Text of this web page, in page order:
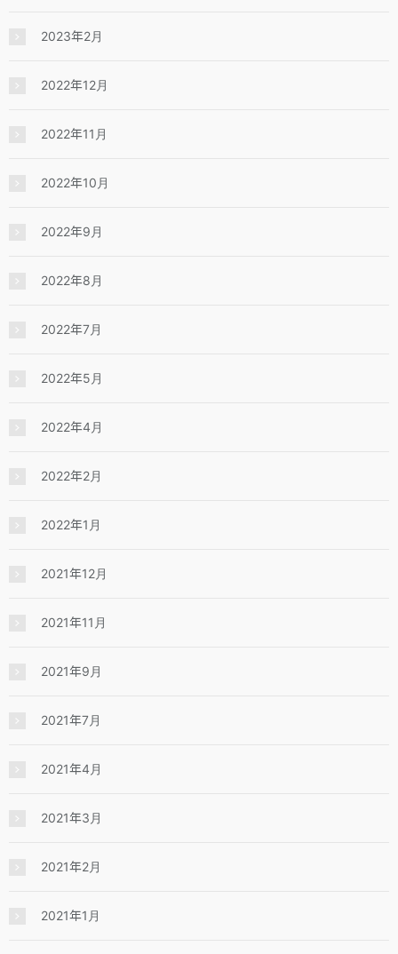
2023年2月
2022年12月
2022年11月
2022年10月
2022年9月
2022年8月
2022年7月
2022年5月
2022年4月
2022年2月
2022年1月
2021年12月
2021年11月
2021年9月
2021年7月
2021年4月
2021年3月
2021年2月
2021年1月